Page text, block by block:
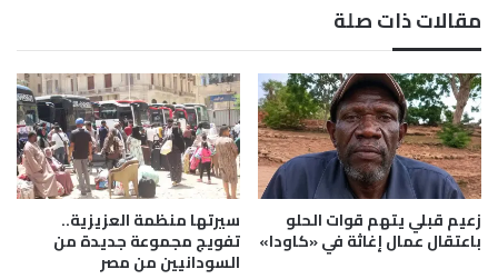
3
0
ي
و
ن
ي
و
2
0
2
ل
ع
ش
ر
ا
ت
ا
ل
م
د
مقالات ذات صلة
زعيم قبلي يتهم قوات الحلو
باعتقال عمال إغاثة في «كاودا»
سيرتها منظمة العزيزية..
تفويج مجموعة جديدة من
السودانيين من مصر